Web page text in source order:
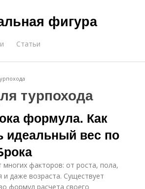
фигура
Статьи
турпохода
формула. Как
идеальный вес по
многих факторов: от роста, пола,
и даже возраста. Существует
формул расчета своего